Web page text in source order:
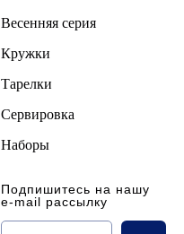
Весенняя серия
Кружки
Тарелки
Сервировка
Наборы
Подпишитесь на нашу
e-mail рассылку